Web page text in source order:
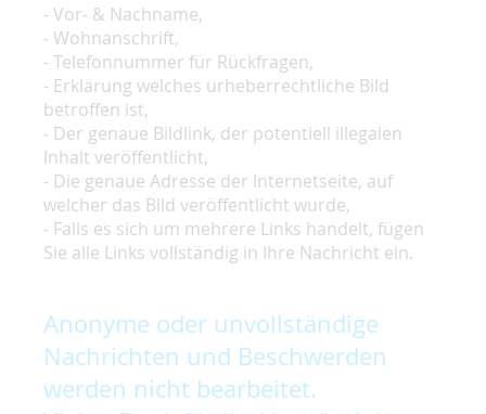
- Vor- & Nachname,
- Wohnanschrift,
- Telefonnummer für Rückfragen,
- Erklärung welches urheberrechtliche Bild
betroffen ist,
- Der genaue Bildlink, der potentiell illegalen
Inhalt veröffentlicht,
- Die genaue Adresse der Internetseite, auf
welcher das Bild veröffentlicht wurde,
- Falls es sich um mehrere Links handelt, fügen
Sie alle Links vollständig in Ihre Nachricht ein.
Anonyme oder unvollständige
Nachrichten und Beschwerden
werden nicht bearbeitet.